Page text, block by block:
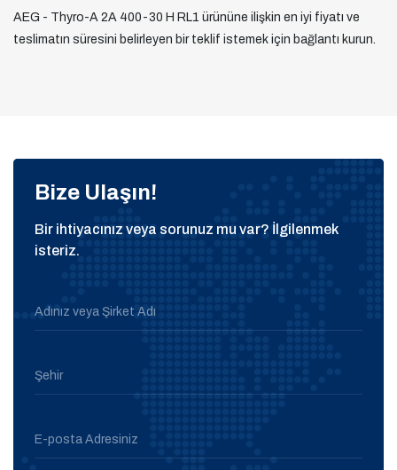
AEG - Thyro-A 2A 400-30 H RL1 ürününe ilişkin en iyi fiyatı ve
teslimatın süresini belirleyen bir teklif istemek için bağlantı kurun.
Bize Ulaşın!
Bir ihtiyacınız veya sorunuz mu var? İlgilenmek
isteriz.
Adınız veya Şirket Adı
Şehir
E-posta Adresiniz